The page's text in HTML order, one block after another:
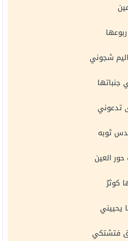
شجوني
جنباتها
تدعوني
ثوبه
العين
كوثرٌ
يحييني
فتشتكي